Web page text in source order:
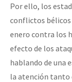
Por ello, los
conflictos bélicos
enero contra los
efecto de los
hablando de una
la atención tanto